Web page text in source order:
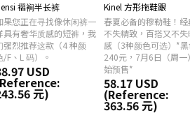
褶裥半长裤
果您正在寻找像休闲裤一
具有奢华质感的短裤，我
强烈推荐这款（4 种颜
/F、L 码）。
USD
元)
Kinel 方形拖鞋跟
春夏必备的穆勒鞋！经
不失精致，百搭又不失
感（3种颜色可选）*
240元，7月6日（周一
始预售*
58.17 USD
(Reference:
363.56 元)